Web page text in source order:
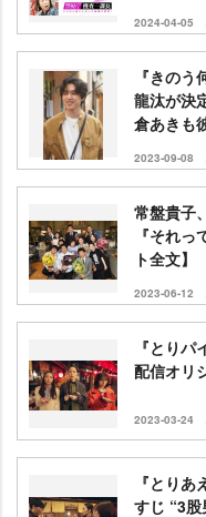
2024-04-05
『きの
龍汰が決
倉あきも
2023-09-08
常盤貴子
『それ
ト全文】
2023-06-12
『とり
配信オリ
2023-03-24
『とり
すじ “3